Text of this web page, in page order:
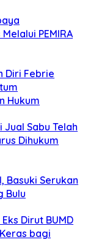
PEMIRA
Diri Febrie
Hukum
Jual Sabu Telah
Dihukum
Basuki Serukan
Bulu
Eks Dirut BUMD
bagi